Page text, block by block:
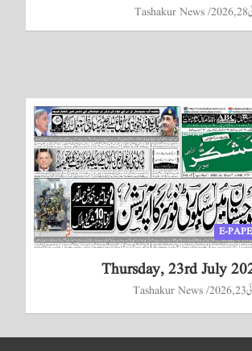
Tashakur News
E-
Thursday, 23rd July
Tashakur News